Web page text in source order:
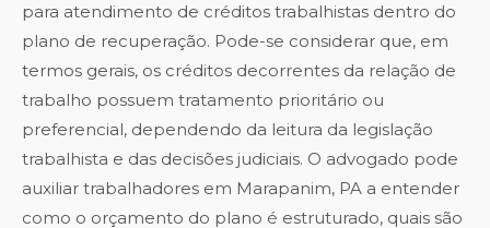
para atendimento de créditos trabalhistas dentro do
plano de recuperação. Pode-se considerar que, em
termos gerais, os créditos decorrentes da relação de
trabalho possuem tratamento prioritário ou
preferencial, dependendo da leitura da legislação
trabalhista e das decisões judiciais. O advogado pode
auxiliar trabalhadores em Marapanim, PA a entender
como o orçamento do plano é estruturado, quais são